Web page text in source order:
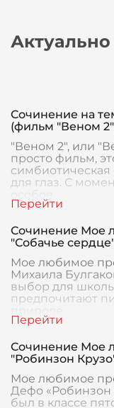
Актуально
Сочинение на
(фильм "Веном
"Веном 2", или
просто фильм,
для глаз. С
особое
Сочинение Мое
"Собачье
Мое любимое
Михаила
выбор для
предпочитают
Сочинение Мое
"Робинзон
Мое любимое
Дефо «Робинзон
был в классе